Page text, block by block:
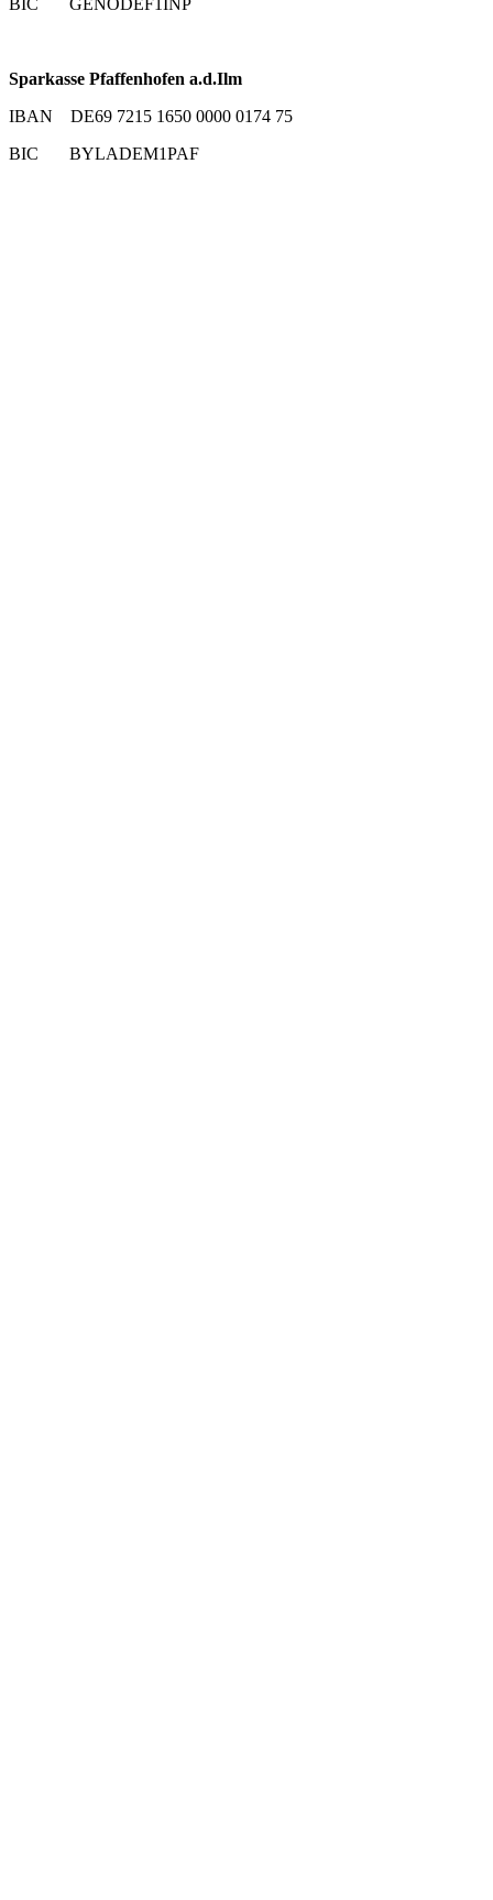
Sparkasse Pfaffenhofen a.d.Ilm
IBAN DE69 7215 1650 0000 0174 75
BIC BYLADEM1PAF